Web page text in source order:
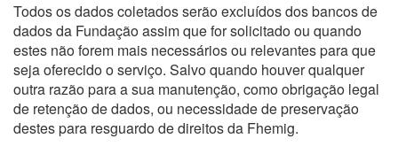
Todos os dados coletados serão excluídos dos bancos de
dados da Fundação assim que for solicitado ou quando
estes não forem mais necessários ou relevantes para que
seja oferecido o serviço. Salvo quando houver qualquer
outra razão para a sua manutenção, como obrigação legal
de retenção de dados, ou necessidade de preservação
destes para resguardo de direitos da Fhemig.